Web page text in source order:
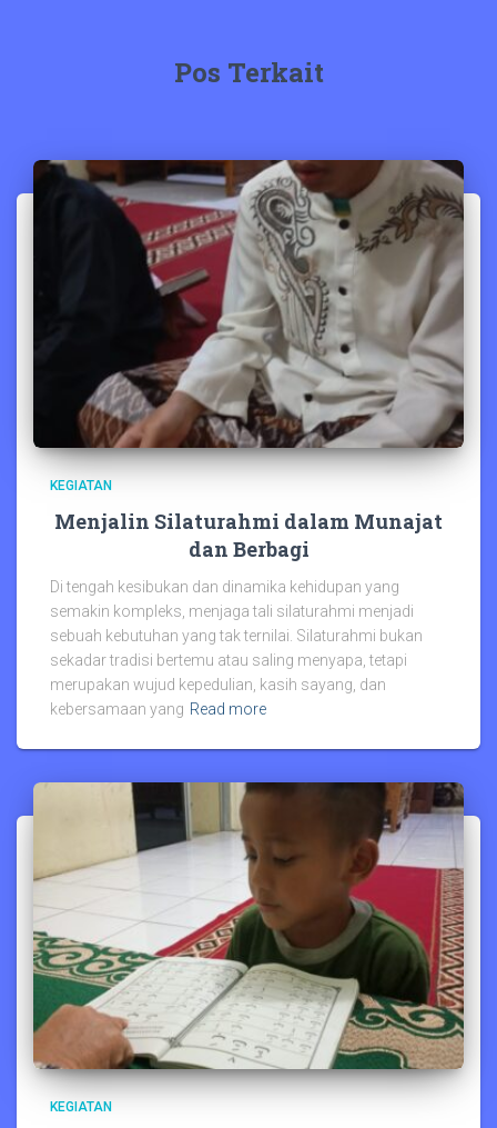
Pos Terkait
KEGIATAN
Menjalin Silaturahmi dalam Munajat
dan Berbagi
Di tengah kesibukan dan dinamika kehidupan yang
semakin kompleks, menjaga tali silaturahmi menjadi
sebuah kebutuhan yang tak ternilai. Silaturahmi bukan
sekadar tradisi bertemu atau saling menyapa, tetapi
merupakan wujud kepedulian, kasih sayang, dan
kebersamaan yang Read more
KEGIATAN